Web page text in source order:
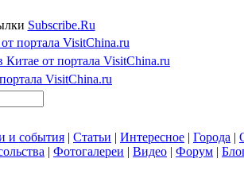
Subscribe.Ru
портала VisitChina.ru
Китае от портала VisitChina.ru
VisitChina.ru
и события | Статьи | Интересное | Города |
| Фотогалереи | Видео | Форум |